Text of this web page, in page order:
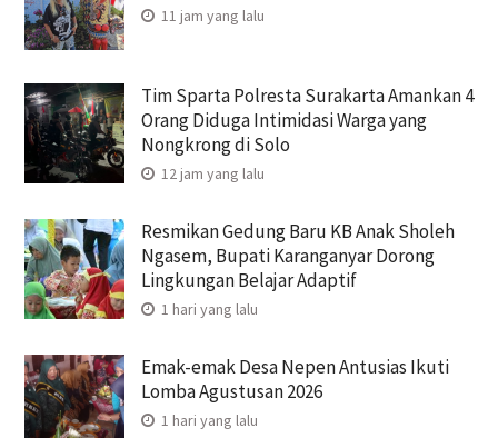
11 jam yang lalu
Tim Sparta Polresta Surakarta Amankan 4
Orang Diduga Intimidasi Warga yang
Nongkrong di Solo
12 jam yang lalu
Resmikan Gedung Baru KB Anak Sholeh
Ngasem, Bupati Karanganyar Dorong
Lingkungan Belajar Adaptif
1 hari yang lalu
Emak-emak Desa Nepen Antusias Ikuti
Lomba Agustusan 2026
1 hari yang lalu